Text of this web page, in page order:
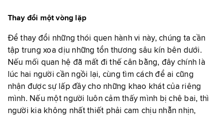
Thay đổi một vòng lặp
Để thay đổi những thói quen hành vi này, chúng ta cần
tập trung xoa dịu những tổn thương sâu kín bên dưới.
Nếu mối quan hệ đã mất đi thế cân bằng, đây chính là
lúc hai người cần ngồi lại, cùng tìm cách để ai cũng
nhận được sự lấp đầy cho những khao khát của riêng
mình. Nếu một người luôn cảm thấy mình bị chê bai, thì
người kia không nhất thiết phải cam chịu nhẫn nhịn,